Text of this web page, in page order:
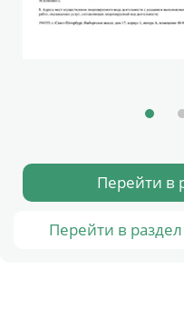
Перейти в
Перейти в